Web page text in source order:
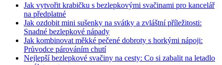
Jak vytvořit krabičku s bezlepkovými svačinami pro kancelář
na předplatné
Jak ozdobit mini sušenky na svátky a zvláštní příležitosti:
Snadné bezlepkové nápady
Jak kombinovat měkké pečené dobroty s horkými nápoji:
Průvodce párováním chutí
Nejlepší bezlepkové svačiny na cesty: Co si zabalit na letadlo